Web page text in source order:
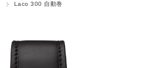
パイロットベー
Laco 300 自動巻